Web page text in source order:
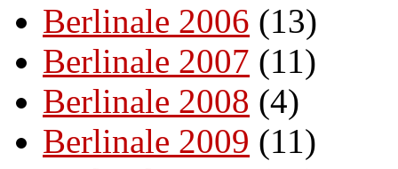
Berlinale 2006 (13)
Berlinale 2007 (11)
Berlinale 2008 (4)
Berlinale 2009 (11)